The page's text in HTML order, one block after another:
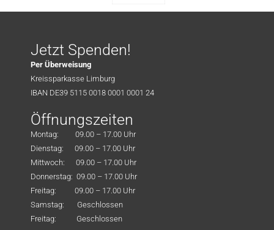
Jetzt Spenden!
Per Überweisung
Kreissparkasse Limburg
IBAN DE39 5115 0018 0001 0001 24
Öffnungszeiten
Montag: 09.00 – 17.00 Uhr
Dienstag: 09.00 – 17.00 Uhr
Mittwoch: 09.00 – 17.00 Uhr
Donnerstag: 09.00 – 17.00 Uhr
Freitag: 09.00 – 17.00 Uhr
Samstag: Geschlossen
Freitag: Geschlossen